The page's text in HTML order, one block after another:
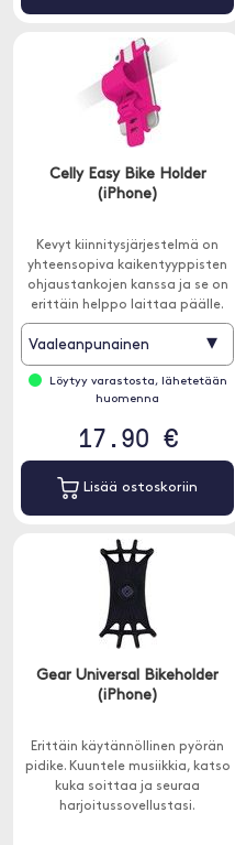
Celly Easy Bike Holder
(iPhone)
Kevyt kiinnitysjärjestelmä on
yhteensopiva kaikentyyppisten
ohjaustankojen kanssa ja se on
erittäin helppo laittaa päälle.
Vaaleanpunainen ▾
Löytyy varastosta, lähetetään
huomenna
17.90 €
Lisää ostoskoriin
Gear Universal Bikeholder
(iPhone)
Erittäin käytännöllinen pyörän
pidike. Kuuntele musiikkia, katso
kuka soittaa ja seuraa
harjoitussovellustasi.